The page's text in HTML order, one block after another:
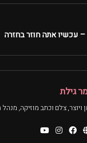
עכשיו אתה חוזר בחזרה
גילת
ויוצר, צלם וכתב מוזיקה, מנהל